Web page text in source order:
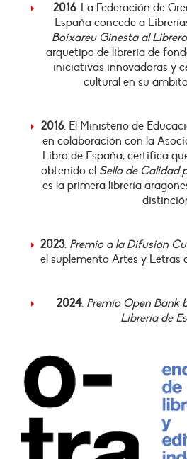
2016. La Federación de
España concede a
Boixareu Ginesta al
arquetipo de librería de
iniciativas innovadoras y
cultural en su
2016. El Ministerio de
en colaboración con la
Libro de España, certifica
obtenido el Sello de Calidad
es la primera librería
2023. Premio a la Difusión
el suplemento Artes y Letras
2024. Premio Open Bank
Librería de